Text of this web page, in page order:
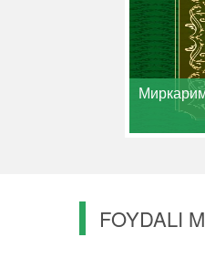
FOYDALI